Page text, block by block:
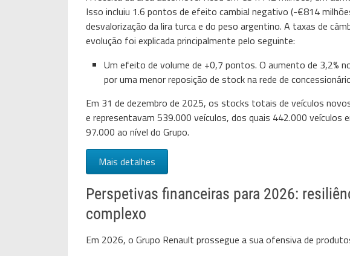
Isso incluiu 1.6 pontos de efeito cambial negativo (-€814
desvalorização da lira turca e do peso argentino. A taxas de
evolução foi explicada principalmente pelo seguinte:
Um efeito de volume de +0,7 pontos. O aumento de 3,2%
por uma menor reposição de stock na rede de
Em 31 de dezembro de 2025, os stocks totais de veículos
e representavam 539.000 veículos, dos quais 442.000 veículos
97.000 ao nível do Grupo.
Mais detalhes
Perspetivas financeiras para 2026:
complexo
Em 2026, o Grupo Renault prossegue a sua ofensiva de